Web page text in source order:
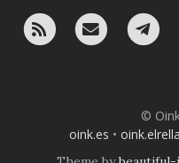
RSS ¡Mándame
©
oink.es •